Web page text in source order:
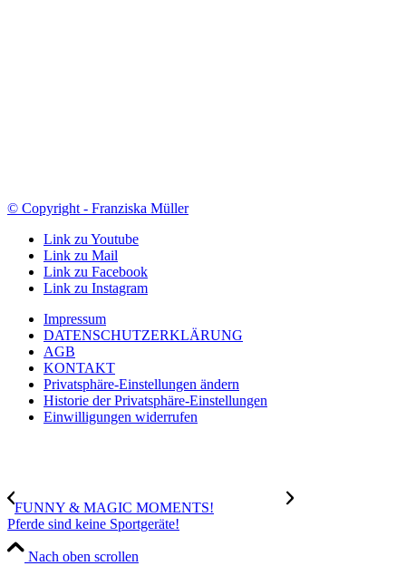
© Copyright - Franziska Müller
Link zu Youtube
Link zu Mail
Link zu Facebook
Link zu Instagram
Impressum
DATENSCHUTZERKLÄRUNG
AGB
KONTAKT
Privatsphäre-Einstellungen ändern
Historie der Privatsphäre-Einstellungen
Einwilligungen widerrufen
FUNNY & MAGIC MOMENTS!
Pferde sind keine Sportgeräte!
Nach oben scrollen